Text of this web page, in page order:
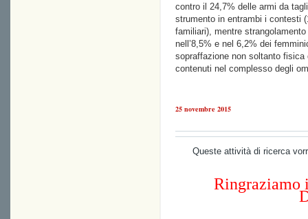
contro il 24,7% delle armi da
strumento in entrambi i contesti
familiari), mentre
nell’8,5% e nel 6,2% dei
sopraffazione non soltanto
contenuti nel complesso degli
25 novembre 2015
Queste attività di ricerca
Ringraziamo